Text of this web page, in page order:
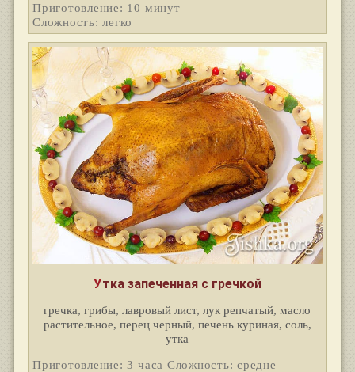
Приготовление: 10 минут
Сложность: легко
Утка запеченная с гречкой
гречка, грибы, лавровый лист, лук репчатый, масло
растительное, перец черный, печень куриная, соль,
утка
Приготовление: 3 часа Сложность: средне